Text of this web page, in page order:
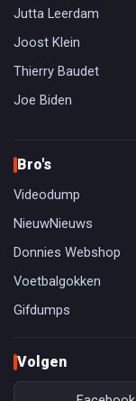
Jutta Leerdam
Joost Klein
Thierry Baudet
Joe Biden
Bro's
Videodump
NieuwNieuws
Donnies Webshop
Voetbalgokken
Gifdumps
Volgen